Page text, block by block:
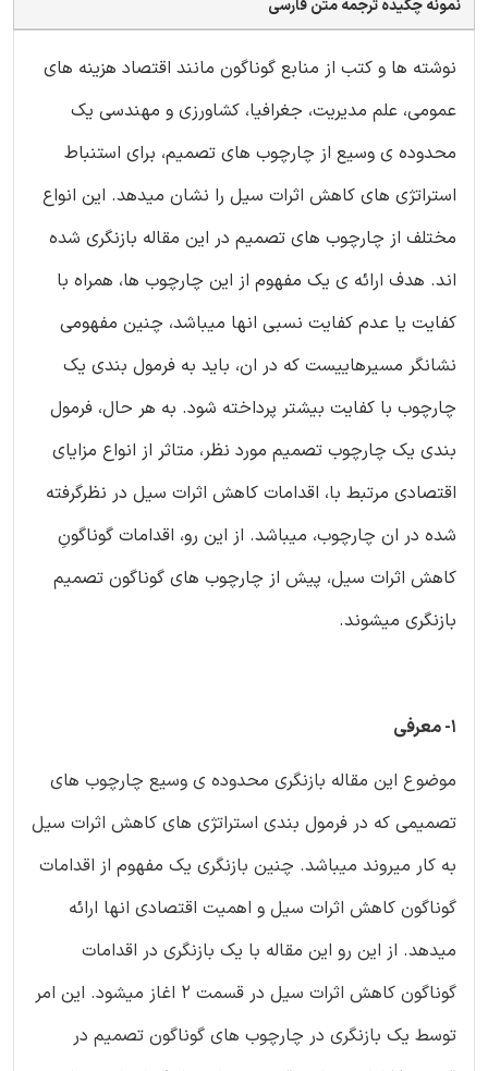
نمونه چکیده ترجمه متن فارسی
نوشته ها و کتب از منابع گوناگون مانند اقتصاد هزینه های
عمومی، علم مدیریت، جغرافیا، کشاورزی و مهندسی یک
محدوده ی وسیع از چارچوب های تصمیم، برای استنباط
استراتژی های کاهش اثرات سیل را نشان میدهد. این انواع
مختلف از چارچوب های تصمیم در این مقاله بازنگری شده
اند. هدف ارائه ی یک مفهوم از این چارچوب ها، همراه با
کفایت یا عدم کفایت نسبی انها میباشد، چنین مفهومی
نشانگر مسیرهاییست که در ان، باید به فرمول بندی یک
چارچوب با کفایت بیشتر پرداخته شود. به هر حال، فرمول
بندی یک چارچوب تصمیم مورد نظر، متاثر از انواع مزایای
اقتصادی مرتبط با، اقدامات کاهش اثرات سیل در نظرگرفته
شده در ان چارچوب، میباشد. از این رو، اقدامات گوناگونِ
کاهش اثرات سیل، پیش از چارچوب های گوناگون تصمیم
بازنگری میشوند.
1- معرفی
موضوع این مقاله بازنگری محدوده ی وسیع چارچوب های
تصمیمی که در فرمول بندی استراتژی های کاهش اثرات سیل
به کار میروند میباشد. چنین بازنگری یک مفهوم از اقدامات
گوناگون کاهش اثرات سیل و اهمیت اقتصادی انها ارائه
میدهد. از این رو این مقاله با یک بازنگری در اقدامات
گوناگون کاهش اثرات سیل در قسمت 2 اغاز میشود. این امر
توسط یک بازنگری در چارچوب های گوناگون تصمیم در